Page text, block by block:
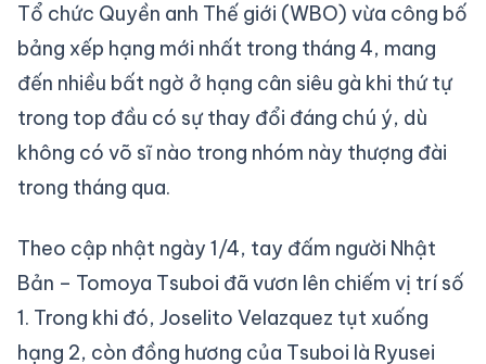
Tổ chức Quyền anh Thế giới (WBO) vừa công bố
bảng xếp hạng mới nhất trong tháng 4, mang
đến nhiều bất ngờ ở hạng cân siêu gà khi thứ tự
trong top đầu có sự thay đổi đáng chú ý, dù
không có võ sĩ nào trong nhóm này thượng đài
trong tháng qua.
Theo cập nhật ngày 1/4, tay đấm người Nhật
Bản – Tomoya Tsuboi đã vươn lên chiếm vị trí số
1. Trong khi đó, Joselito Velazquez tụt xuống
hạng 2, còn đồng hương của Tsuboi là Ryusei